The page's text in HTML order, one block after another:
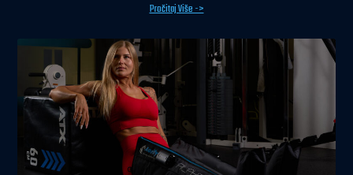
Pročitaj Više ->